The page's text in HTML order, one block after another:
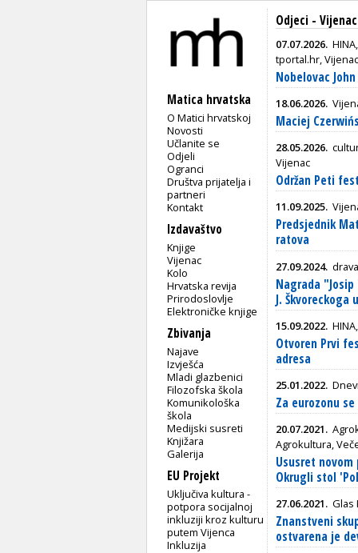
Matica hrvatska
O Matici hrvatskoj
Novosti
Učlanite se
Odjeli
Ogranci
Društva prijatelja i
partneri
Kontakt
Izdavaštvo
Knjige
Vijenac
Kolo
Hrvatska revija
Prirodoslovlje
Elektroničke knjige
Zbivanja
Najave
Izvješća
Mladi glazbenici
Filozofska škola
Komunikološka
škola
Medijski susreti
Knjižara
Galerija
EU Projekt
Uključiva kultura -
potpora socijalnoj
inkluziji kroz kulturu
putem Vijenca
Inkluzija
Odjeci - Vijenac
07.07.2026.
tportal.hr, Vijenac
Nobelovac
18.06.2026.
Maciej
28.05.2026.
Vijenac
Održan Peti
11.09.2025.
Predsjednik
ratova
27.09.2024.
Nagrada
J. Škvoreckoga
15.09.2022.
Otvoren Prvi
adresa
25.01.2022.
Za eurozonu
20.07.2021.
Agrokultura,
Ususret
Okrugli stol
27.06.2021. Glas
Znanstveni
ostvarena je